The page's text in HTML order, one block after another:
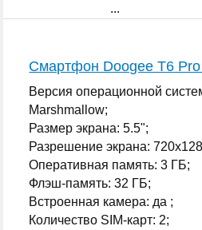
...
Смартфон Doogee T6
Версия операционной
Marshmallow;
Размер экрана: 5.5";
Разрешение экрана:
Оперативная память: 3 ГБ;
Флэш-память: 32 ГБ;
Встроенная камера: да ;
Количество SIM-карт: 2;